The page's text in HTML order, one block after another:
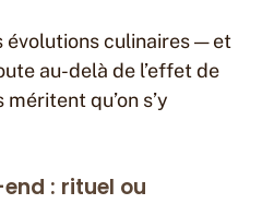
évolutions culinaires — et
au-delà de l’effet de
qu’on s’y
: rituel ou